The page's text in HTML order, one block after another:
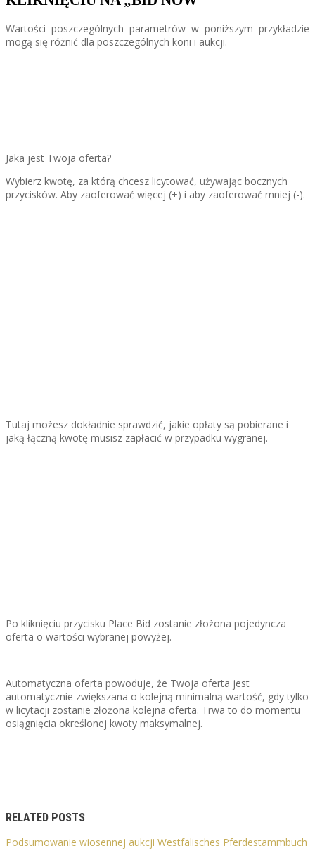
Wartości poszczególnych parametrów w poniższym przykładzie
mogą się różnić dla poszczególnych koni i aukcji.
Jaka jest Twoja oferta?
Wybierz kwotę, za którą chcesz licytować, używając bocznych
przycisków. Aby zaoferować więcej (+) i aby zaoferować mniej (-).
Tutaj możesz dokładnie sprawdzić, jakie opłaty są pobierane i
jaką łączną kwotę musisz zapłacić w przypadku wygranej.
Po kliknięciu przycisku Place Bid zostanie złożona pojedyncza
oferta o wartości wybranej powyżej.
Automatyczna oferta powoduje, że Twoja oferta jest
automatycznie zwiększana o kolejną minimalną wartość, gdy tylko
w licytacji zostanie złożona kolejna oferta. Trwa to do momentu
osiągnięcia określonej kwoty maksymalnej.
RELATED POSTS
Podsumowanie wiosennej aukcji Westfälisches Pferdestammbuch